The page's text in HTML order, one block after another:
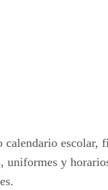
escolar,
uniformes y